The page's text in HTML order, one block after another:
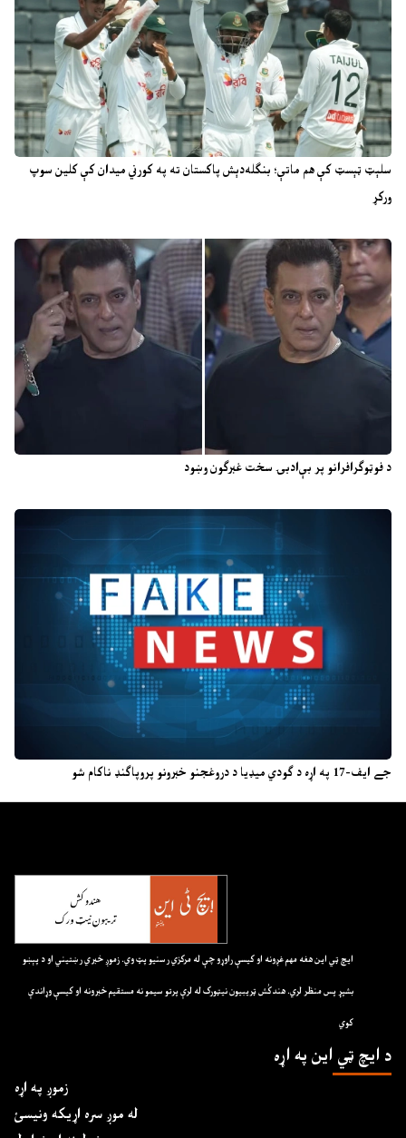
سلېټ ټېسټ کې هم ماتې؛ بنګله‌دېش پاکستان ته په کورني میدان کې کلین سوپ
ورکړ
د فوټوګرافرانو پر بې‌ادبۍ سخت غبرګون وښود
جے ایف-17 په اړه د ګودي میډیا د دروغجنو خبرونو پروپاګنډ ناکام شو
ايچ ټي اين هغه مهم غږونه او کيسې راوړو چې له مرکزي رسنيو پټ وي. زموږ خبري رښتيني او د پېښو
بشپړ پس منظر لري. هندکُش ټريبيون نيټورک له لرې پرتو سيمو نه مستقيم خبرونه او کيسې وړاندې
کوي
د ايچ ټي اين په اړه
زموږ په اړه
له موږ سره اړیکه ونیسئ